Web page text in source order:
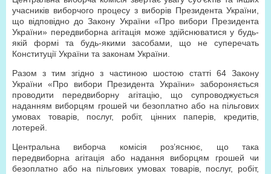
учасників виборчого процесу з виборів Президента України,
що відповідно до Закону України «Про вибори Президента
України» передвиборна агітація може здійснюватися у будь-
якій формі та будь-якими засобами, що не суперечать
Конституції України та законам України.
Разом з тим згідно з частиною шостою статті 64 Закону
України «Про вибори Президента України» забороняється
проводити передвиборну агітацію, що супроводжується
наданням виборцям грошей чи безоплатно або на пільгових
умовах товарів, послуг, робіт, цінних паперів, кредитів,
лотерей.
Центральна виборча комісія роз’яснює, що така
передвиборна агітація або надання виборцям грошей чи
безоплатно або на пільгових умовах товарів, послуг, робіт,